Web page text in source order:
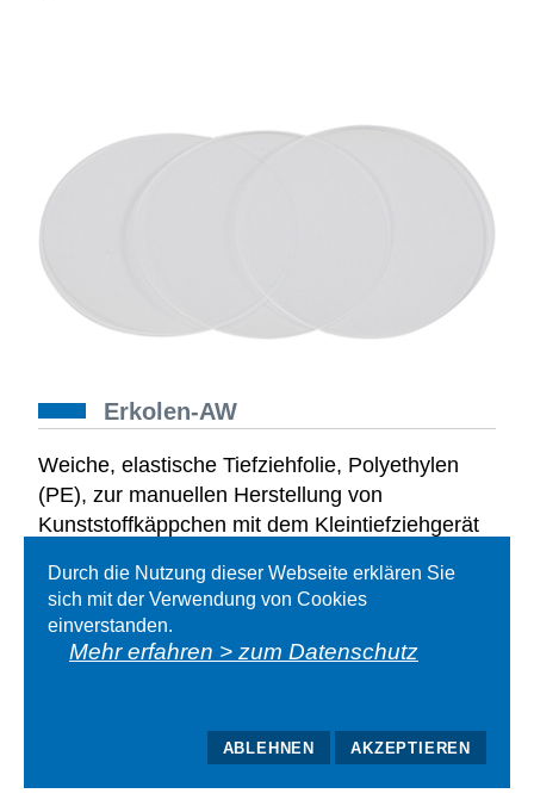
Erkolen-AW
Weiche, elastische Tiefziehfolie, Polyethylen
(PE), zur manuellen Herstellung von
Kunststoffkäppchen mit dem Kleintiefziehgerät
Bunsenbrenner.
Lieferformen
Durch die Nutzung dieser Webseite erklären Sie
sich mit der Verwendung von Cookies
einverstanden.
Mehr erfahren > zum Datenschutz
ABLEHNEN AKZEPTIEREN